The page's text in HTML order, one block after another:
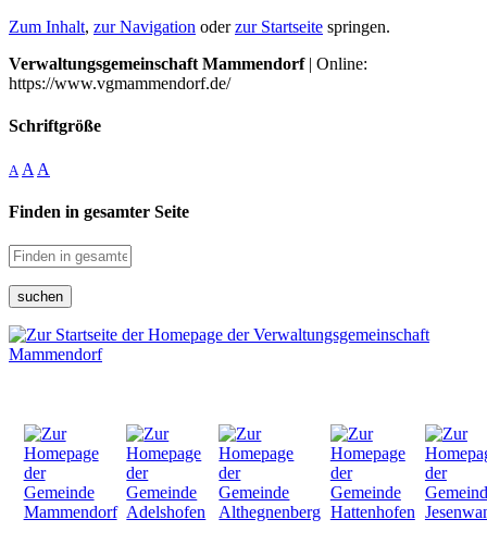
Zum Inhalt, zur Navigation oderzur Startseite springen.
Verwaltungsgemeinschaft Mammendorf| Online:
https://www.vgmammendorf.de/
Schriftgröße
A A A
Finden in gesamter Seite
suchen